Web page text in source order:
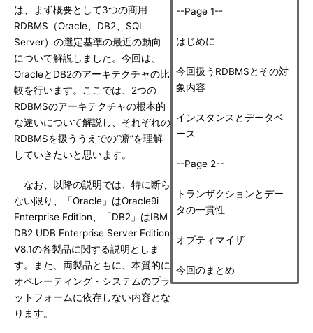
--Page 1--
はじめに
今回扱うRDBMSとその対
象内容
インスタンスとデータベ
ース
--Page 2--
トランザクションとデー
タの一貫性
オプティマイザ
今回のまとめ
は、まず概要として3つの商用
RDBMS（Oracle、DB2、SQL
Server）の選定基準の最近の動向
について解説しました。今回は、
OracleとDB2のアーキテクチャの比
較を行います。ここでは、2つの
RDBMSのアーキテクチャの根本的
な違いについて解説し、それぞれの
RDBMSを扱ううえでの“癖”を理解
していきたいと思います。
なお、以降の説明では、特に断ら
ない限り、「Oracle」はOracle9i
Enterprise Edition、「DB2」はIBM
DB2 UDB Enterprise Server Edition
V8.1の各製品に関する説明としま
す。また、両製品ともに、本質的に
オペレーティング・システムのプラ
ットフォームに依存しない内容とな
ります。